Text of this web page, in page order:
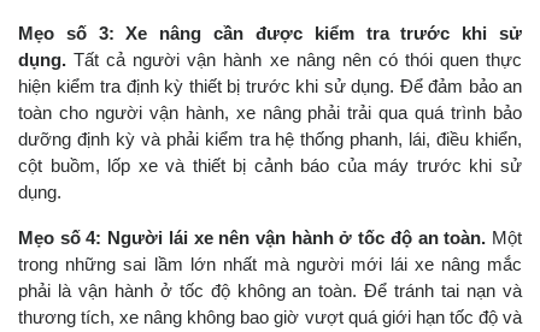
Mẹo số 3: Xe nâng cần được kiểm tra trước khi sử
dụng.Tất cả người vận hành xe nâng nên có thói quen thực
hiện kiểm tra định kỳ thiết bị trước khi sử dụng. Để đảm bảo an
toàn cho người vận hành, xe nâng phải trải qua quá trình bảo
dưỡng định kỳ và phải kiểm tra hệ thống phanh, lái, điều khiển,
cột buồm, lốp xe và thiết bị cảnh báo của máy trước khi sử
dụng.
Mẹo số 4: Người lái xe nên vận hành ở tốc độ an toàn. Một
trong những sai lầm lớn nhất mà người mới lái xe nâng mắc
phải là vận hành ở tốc độ không an toàn. Để tránh tai nạn và
thương tích, xe nâng không bao giờ vượt quá giới hạn tốc độ và